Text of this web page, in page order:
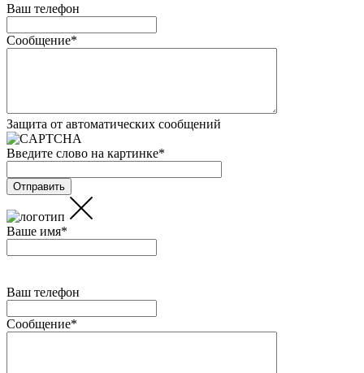
Ваш телефон
Сообщение*
Защита от автоматических сообщений
Введите слово на картинке*
Ваше имя*
Ваш телефон
Сообщение*